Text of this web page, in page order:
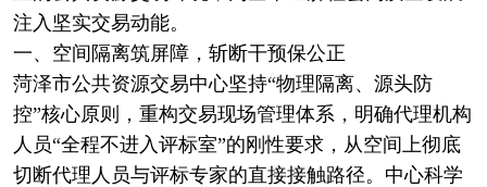
注入坚实交易动能。
一、空间隔离筑屏障，斩断干预保公正
菏泽市公共资源交易中心坚持“物理隔离、源头防
控”核心原则，重构交易现场管理体系，明确代理机构
人员“全程不进入评标室”的刚性要求，从空间上彻底
切断代理人员与评标专家的直接接触路径。中心科学